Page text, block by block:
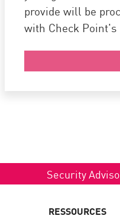
provide will be
with Check Point's
Security
RESSOURCES